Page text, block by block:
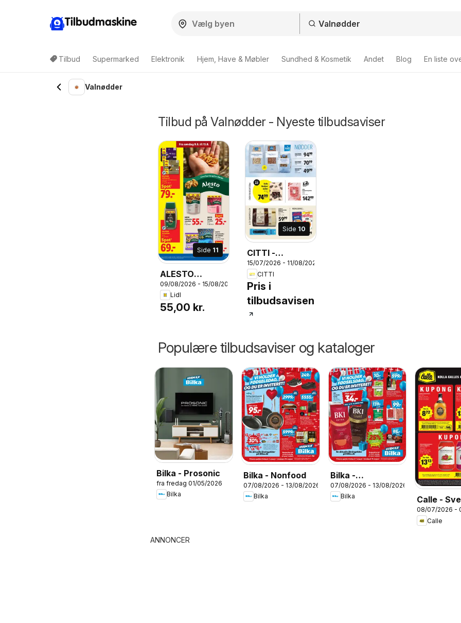
Tilbudmaskine
Tilbud Supermarked Elektronik Hjem, Have & Møbler Sundhed & Kosmetik Andet Blog En liste
Valnødder
Tilbud på Valnødder - Nyeste tilbudsaviser
Side 11
ALESTO
Californiske
valnødder,
Alesto
g.
09/08/2026 - 15/08/2026
Lidl
55,00 kr.
Side 10
CITTI -
Tilbudsavis uge
29 - 32
15/07/2026 - 11/08/2026
CITTI
Pris i
tilbudsavisen
Populære tilbudsaviser og kataloger
Bilka - Prosonic
fra fredag 01/05/2026
Bilka
Bilka - Nonfood
07/08/2026 - 13/08/2026
Bilka
Bilka -
Tilbudsavis uge
33
07/08/2026 - 13/08/2026
Bilka
Calle -
08/07/2026 -
Calle
ANNONCER